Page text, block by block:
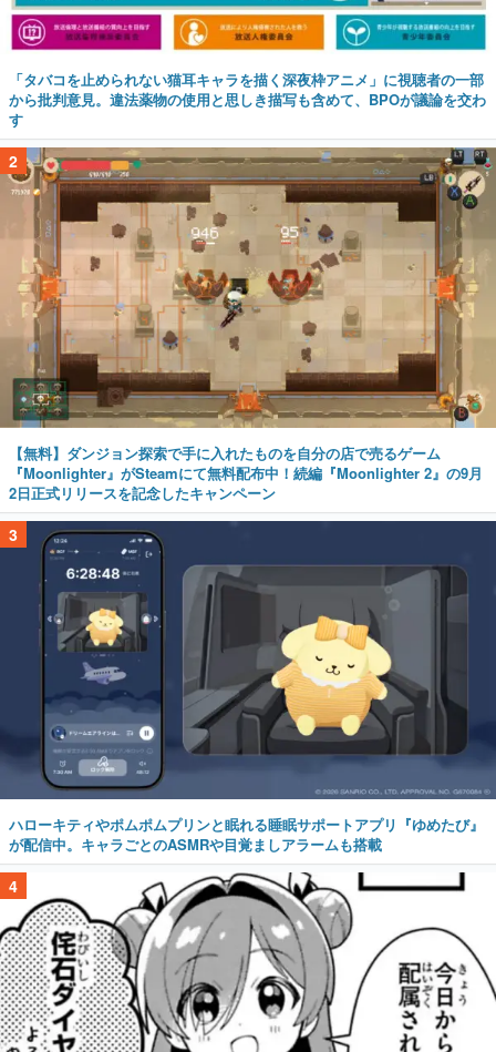
「タバコを止められない猫耳キャラを描く深夜枠アニメ」に視聴者の一部
から批判意見。違法薬物の使用と思しき描写も含めて、BPOが議論を交わ
す
2
【無料】ダンジョン探索で手に入れたものを自分の店で売るゲーム
『Moonlighter』がSteamにて無料配布中！続編『Moonlighter 2』の9月
2日正式リリースを記念したキャンペーン
3
ハローキティやポムポムプリンと眠れる睡眠サポートアプリ『ゆめたび』
が配信中。キャラごとのASMRや目覚ましアラームも搭載
4